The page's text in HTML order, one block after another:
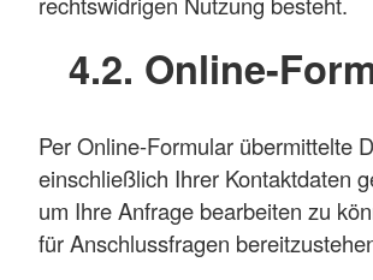
4.2. Online-
Per Online-Formular übermittelte
einschließlich Ihrer Kontaktdaten
um Ihre Anfrage bearbeiten zu
für Anschlussfragen